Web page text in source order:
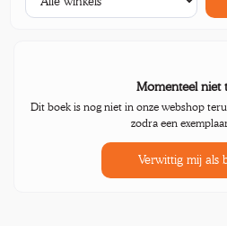
Momenteel niet
Dit boek is nog niet in onze webshop
zodra een
Verwittig mij als